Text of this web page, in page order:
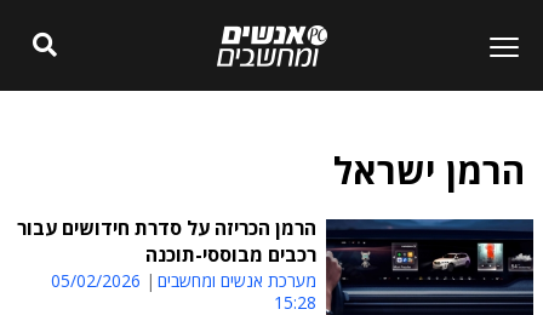
הרמן ישראל
הרמן הכריזה על סדרת חידושים עבור
רכבים מבוססי-תוכנה
מערכת אנשים ומחשבים
05/02/2026
15:28